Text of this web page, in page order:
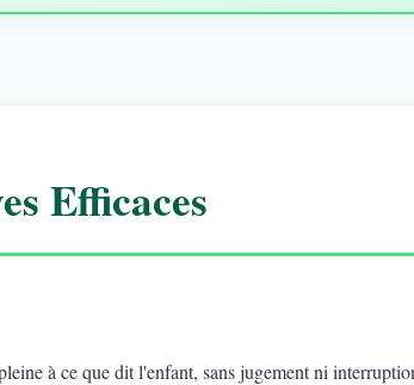
Efficaces
à ce que dit l'enfant, sans jugement ni